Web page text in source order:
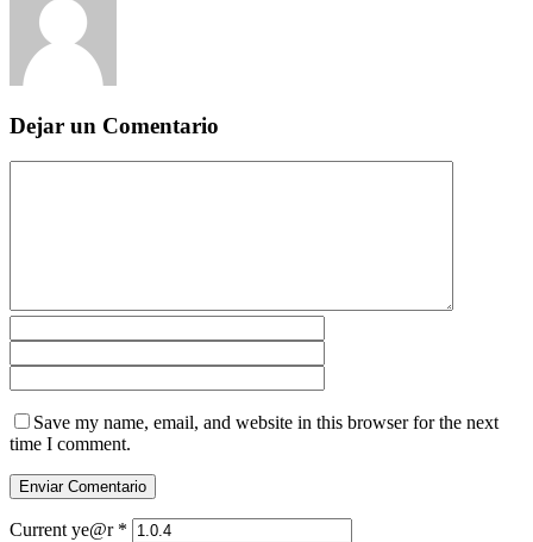
Dejar un Comentario
Save my name, email, and website in this browser for the next
time I comment.
Current ye@r *